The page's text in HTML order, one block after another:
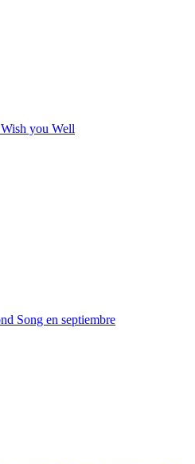
you Well
Song en septiembre